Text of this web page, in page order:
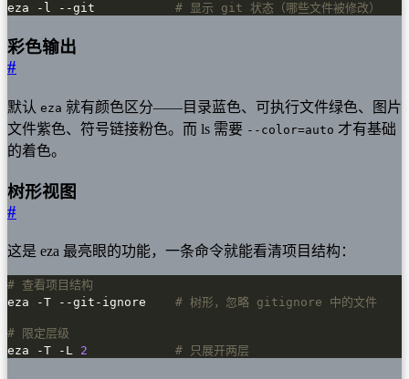
eza -l --git # 显示 git 状态（哪些文件被修改）
彩色输出
#
默认 eza 就有颜色区分——目录蓝色、可执行文件绿色、图片
文件紫色、符号链接粉色。而 ls 需要 --color=auto 才有基础
的着色。
树形视图
#
这是 eza 最亮眼的功能，一条命令就能看清项目结构：
# 查看项目结构
eza -T --git-ignore # 树形，忽略 gitignore 中的文件
# 限定层级
eza -T -L 2 # 只展开两层